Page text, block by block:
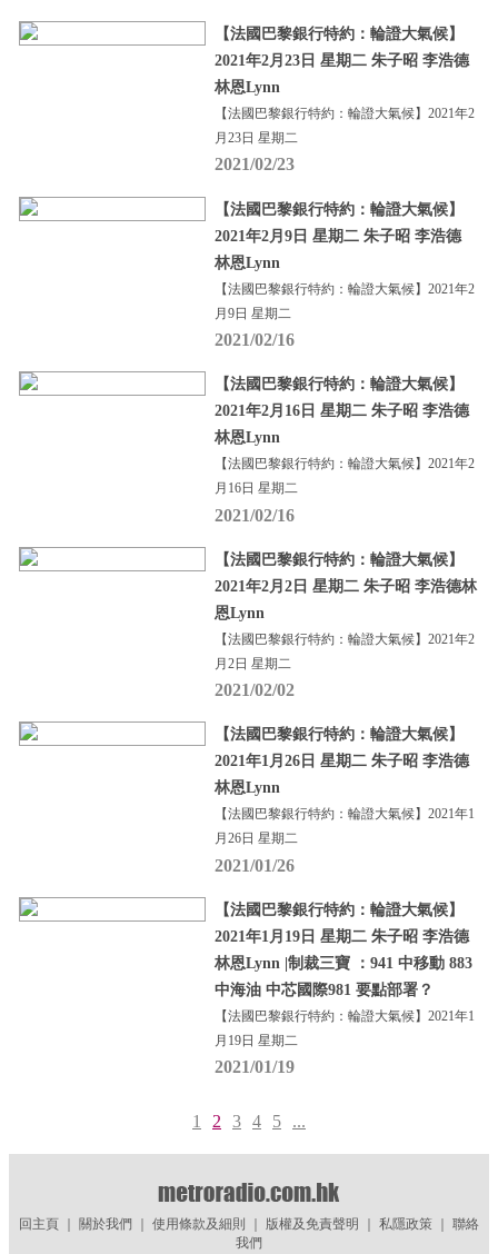
【法國巴黎銀行特約：輪證大氣候】
2021年2月23日 星期二 朱子昭 李浩德
林恩Lynn
【法國巴黎銀行特約：輪證大氣候】2021年2
月23日 星期二
2021/02/23
【法國巴黎銀行特約：輪證大氣候】
2021年2月9日 星期二 朱子昭 李浩德
林恩Lynn
【法國巴黎銀行特約：輪證大氣候】2021年2
月9日 星期二
2021/02/16
【法國巴黎銀行特約：輪證大氣候】
2021年2月16日 星期二 朱子昭 李浩德
林恩Lynn
【法國巴黎銀行特約：輪證大氣候】2021年2
月16日 星期二
2021/02/16
【法國巴黎銀行特約：輪證大氣候】
2021年2月2日 星期二 朱子昭 李浩德林
恩Lynn
【法國巴黎銀行特約：輪證大氣候】2021年2
月2日 星期二
2021/02/02
【法國巴黎銀行特約：輪證大氣候】
2021年1月26日 星期二 朱子昭 李浩德
林恩Lynn
【法國巴黎銀行特約：輪證大氣候】2021年1
月26日 星期二
2021/01/26
【法國巴黎銀行特約：輪證大氣候】
2021年1月19日 星期二 朱子昭 李浩德
林恩Lynn |制裁三寶 ：941 中移動 883
中海油 中芯國際981 要點部署？
【法國巴黎銀行特約：輪證大氣候】2021年1
月19日 星期二
2021/01/19
1 2 3 4 5 ...
回主頁｜ 關於我們 使用條款及細則 版權及免責聲明 私隱政策｜ 聯絡
我們